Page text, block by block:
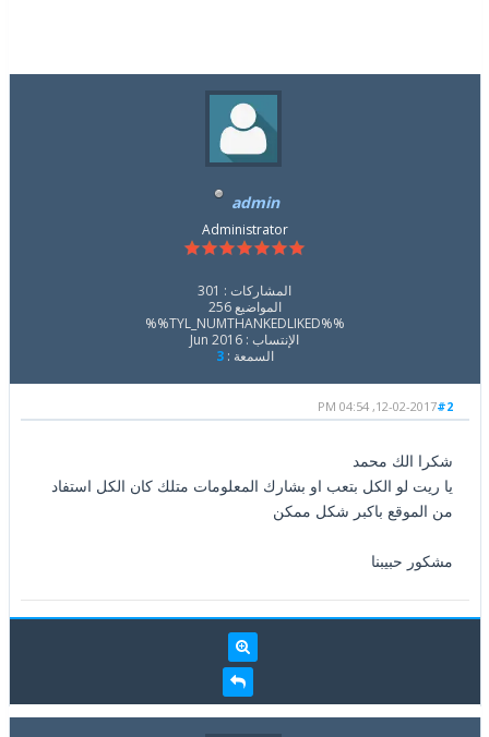
admin
Administrator
المشاركات : 301
المواضيع 256
%%TYL_NUMTHANKEDLIKED%%
الإنتساب : Jun 2016
السمعة :3
#2
12-02-2017, 04:54 PM
شكرا الك محمد
يا ريت لو الكل بتعب او بشارك المعلومات متلك كان الكل استفاد
من الموقع باكبر شكل ممكن
مشكور حبيبنا